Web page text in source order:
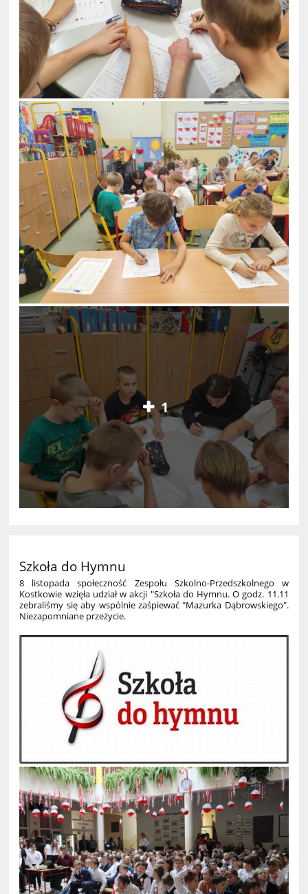
1
Szkoła do Hymnu
8 listopada społeczność Zespołu Szkolno-Przedszkolnego w
Kostkowie wzięła udział w akcji "Szkoła do Hymnu. O godz. 11.11
zebraliśmy się aby wspólnie zaśpiewać "Mazurka Dąbrowskiego".
Niezapomniane przeżycie.